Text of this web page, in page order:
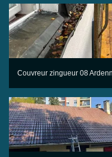
Couvreur zingueur 08